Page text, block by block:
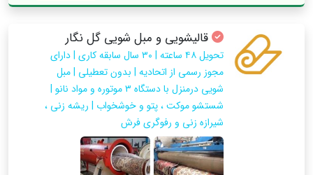
قالیشویی و مبل شویی گل نگار
تحویل ۴۸ ساعته | ۳۰ سال سابقه کاری | دارای
مجوز رسمی از اتحادیه | بدون تعطیلی | مبل
شویی درمنزل با دستگاه ۳ موتوره و مواد نانو |
شستشو موکت ، پتو و خوشخواب | ریشه زنی ،
شیرازه زنی و رفوگری فرش